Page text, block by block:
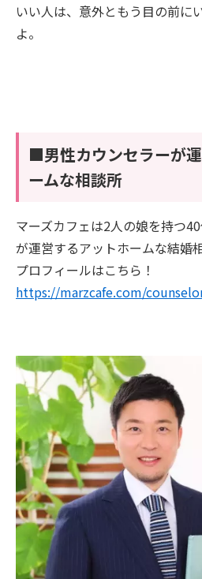
いい人は、意外ともう目の前に
よ。
■男性カウンセラーが
ームな相談所
マーズカフェは2人の娘を持つ
が運営するアットホームな結婚
プロフィールはこちら！
https://marzcafe.com/